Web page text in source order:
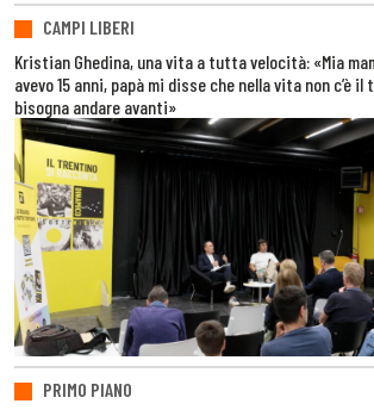
CAMPI LIBERI
Kristian Ghedina, una vita a tutta velocità: «Mia
avevo 15 anni, papà mi disse che nella vita non c’è
bisogna andare avanti»
PRIMO PIANO